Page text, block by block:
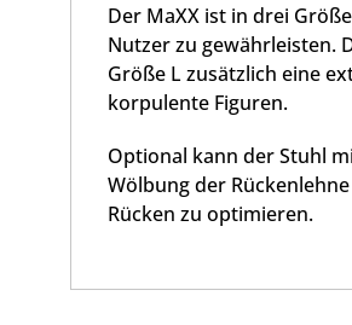
Der MaXX ist in drei
Nutzer zu gewährleisten.
Größe L zusätzlich eine
korpulente Figuren.
Optional kann der Stuhl
Wölbung der
Rücken zu optimieren.